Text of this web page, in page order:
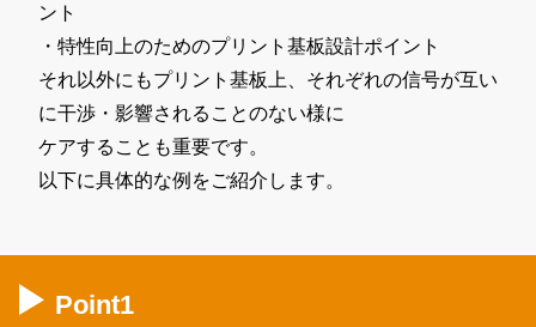
ント
・特性向上のためのプリント基板設計ポイント
それ以外にもプリント基板上、それぞれの信号が互い
に干渉・影響されることのない様に
ケアすることも重要です。
以下に具体的な例をご紹介します。
Point1